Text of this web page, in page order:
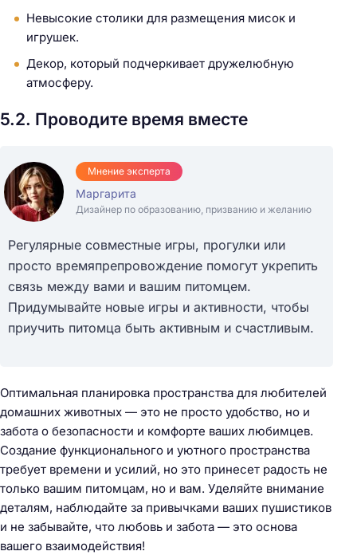
Невысокие столики для размещения мисок и
игрушек.
Декор, который подчеркивает дружелюбную
атмосферу.
5.2. Проводите время вместе
Мнение эксперта
Маргарита
Дизайнер по образованию, призванию и желанию
Регулярные совместные игры, прогулки или
просто времяпрепровождение помогут укрепить
связь между вами и вашим питомцем.
Придумывайте новые игры и активности, чтобы
приучить питомца быть активным и счастливым.
Оптимальная планировка пространства для любителей
домашних животных — это не просто удобство, но и
забота о безопасности и комфорте ваших любимцев.
Создание функционального и уютного пространства
требует времени и усилий, но это принесет радость не
только вашим питомцам, но и вам. Уделяйте внимание
деталям, наблюдайте за привычками ваших пушистиков
и не забывайте, что любовь и забота — это основа
вашего взаимодействия!